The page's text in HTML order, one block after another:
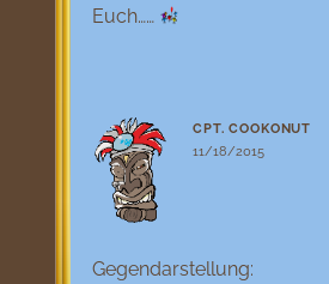
Euch……
CPT. COOKONUT
11/18/2015
Gegendarstellung: